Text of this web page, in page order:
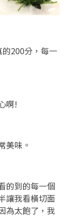
200分，每一
啊!
美味。
的到的每一個
讓我看橫切面
為太飽了，我